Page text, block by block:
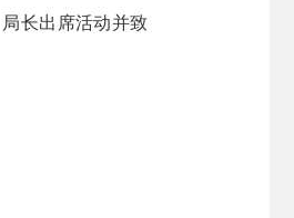
长出席活动并致